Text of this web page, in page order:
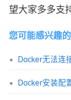
望大家多多支
您可能感兴趣
Docker无法连
Docker安装配